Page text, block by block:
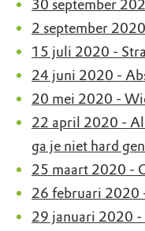
30 september
2 september
15 juli 2020 -
24 juni 2020 -
20 mei 2020 -
22 april 2020 -
ga je niet hard
25 maart 2020 -
26 februari 2020
29 januari 2020